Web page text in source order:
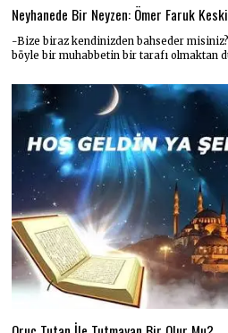
Neyhanede Bir Neyzen: Ömer Faruk
-Bize biraz kendinizden bahseder
böyle bir muhabbetin bir tarafı olmaktan